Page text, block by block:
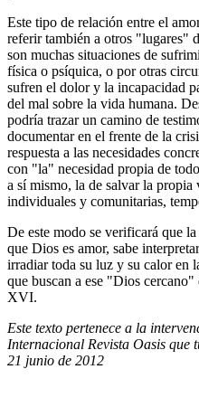
Este tipo de relación entre el
referir también a otros "lugares"
son muchas situaciones de
física o psíquica, o por otras
sufren el dolor y la incapacidad
del mal sobre la vida humana.
podría trazar un camino de
documentar en el frente de la
respuesta a las necesidades
con "la" necesidad propia de
a sí mismo, la de salvar la propia
individuales y comunitarias,
De este modo se verificará que
que Dios es amor, sabe
irradiar toda su luz y su calor en
que buscan a ese "Dios
XVI.
Este texto pertenece a la
Internacional Revista Oasis que
21 junio de 2012